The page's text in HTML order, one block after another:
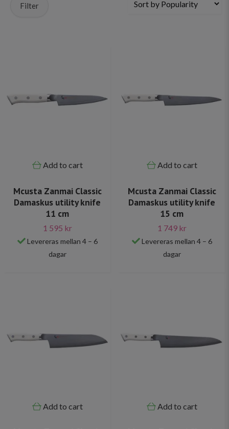
Filter
Add to cart
Mcusta Zanmai Classic
Damaskus utility knife
11 cm
1 595 kr
Levereras mellan 4 – 6
dagar
Add to cart
Mcusta Zanmai Classic
Damaskus utility knife
15 cm
1 749 kr
Levereras mellan 4 – 6
dagar
Add to cart Add to cart